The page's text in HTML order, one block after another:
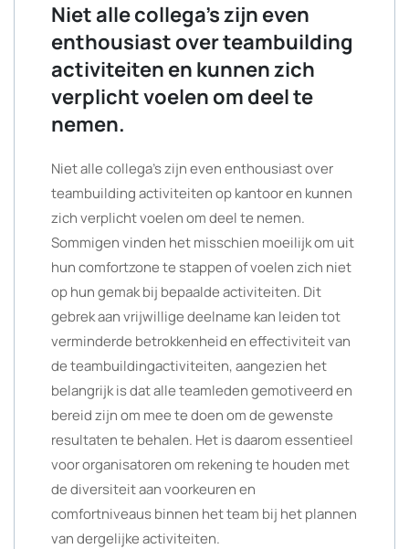
Niet alle collega’s zijn even
enthousiast over teambuilding
activiteiten en kunnen zich
verplicht voelen om deel te
nemen.
Niet alle collega’s zijn even enthousiast over
teambuilding activiteiten op kantoor en kunnen
zich verplicht voelen om deel te nemen.
Sommigen vinden het misschien moeilijk om uit
hun comfortzone te stappen of voelen zich niet
op hun gemak bij bepaalde activiteiten. Dit
gebrek aan vrijwillige deelname kan leiden tot
verminderde betrokkenheid en effectiviteit van
de teambuildingactiviteiten, aangezien het
belangrijk is dat alle teamleden gemotiveerd en
bereid zijn om mee te doen om de gewenste
resultaten te behalen. Het is daarom essentieel
voor organisatoren om rekening te houden met
de diversiteit aan voorkeuren en
comfortniveaus binnen het team bij het plannen
van dergelijke activiteiten.